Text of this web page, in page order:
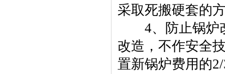
采取死搬硬套的
4、防止锅炉改
改造，不作安全
置新锅炉费用的